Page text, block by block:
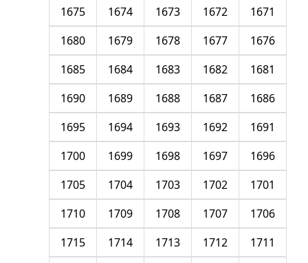
1671
1672
1673
1674
1675
1676
1677
1678
1679
1680
1681
1682
1683
1684
1685
1686
1687
1688
1689
1690
1691
1692
1693
1694
1695
1696
1697
1698
1699
1700
1701
1702
1703
1704
1705
1706
1707
1708
1709
1710
1711
1712
1713
1714
1715